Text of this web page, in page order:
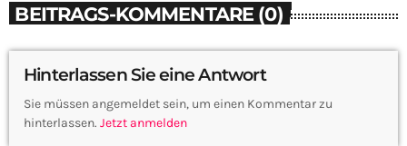
BEITRAGS-KOMMENTARE (0)
Hinterlassen Sie eine Antwort
Sie müssen angemeldet sein, um einen Kommentar zu
hinterlassen. Jetzt anmelden